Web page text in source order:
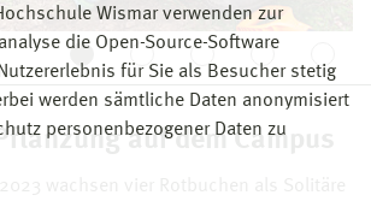
Wismar verwenden zur
die Open-Source-Software
für Sie als Besucher stetig
werden sämtliche Daten anonymisiert
personenbezogener Daten zu
auf dem Campus